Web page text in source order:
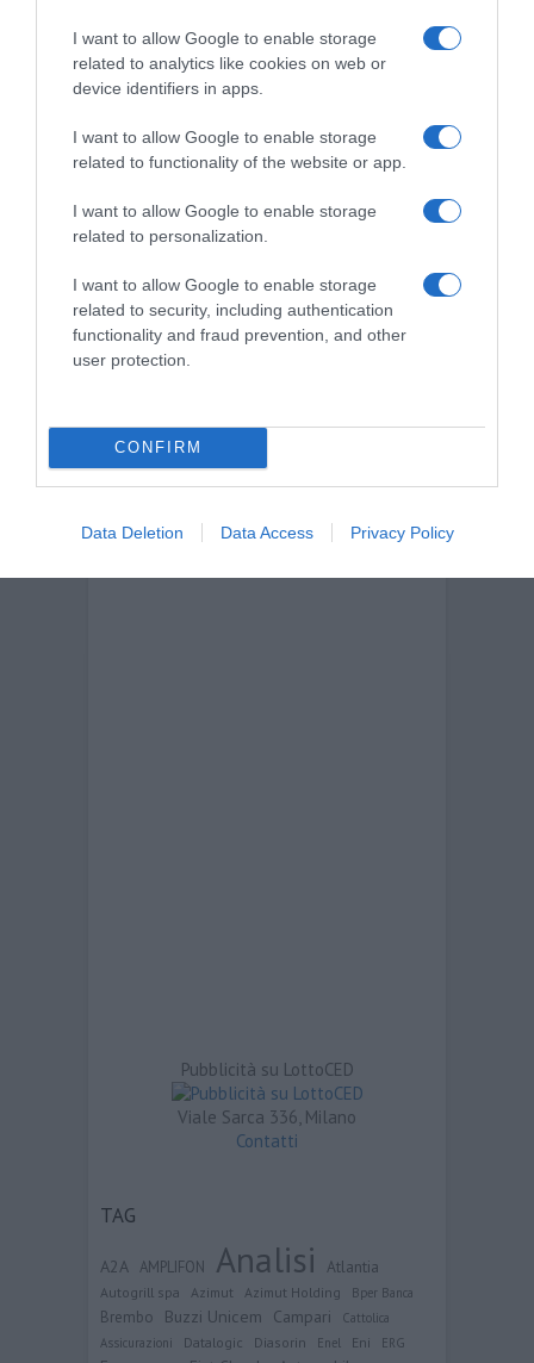
I want to allow Google to enable storage
related to analytics like cookies on web or
device identifiers in apps.
I want to allow Google to enable storage
related to functionality of the website or app.
I want to allow Google to enable storage
related to personalization.
I want to allow Google to enable storage
related to security, including authentication
functionality and fraud prevention, and other
user protection.
CONFIRM
Data Deletion Data Access Privacy Policy
This site uses Akismet to reduce spam.
processed.
CERCA
Cerca
Pubblicità su LottoCED
Viale Sarca 336, Milano
Contatti
TAG
A2A AMPLIFON Analisi Atlantia
Autogrill spa Azimut Azimut Holding Bper Banca
Brembo Buzzi Unicem Campari
Cattolica
Assicurazioni
Datalogic Diasorin Enel Eni ERG